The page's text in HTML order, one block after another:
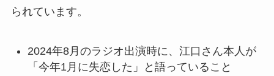
られています。
2024年8月のラジオ出演時に、江口さん本人が
「今年1月に失恋した」と語っていること